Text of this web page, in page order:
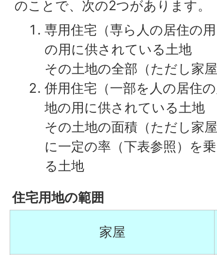
のことで、次の2つがあります。
専用住宅（専ら人の居住の
の用に供されている土地
その土地の全部（ただし家
併用住宅（一部を人の居住
地の用に供されている土地
その土地の面積（ただし家
に一定の率（下表参照）を
る土地
住宅用地の範囲
家屋